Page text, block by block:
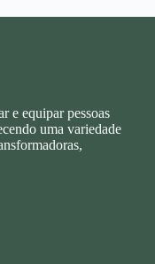
e equipar pessoas
uma variedade